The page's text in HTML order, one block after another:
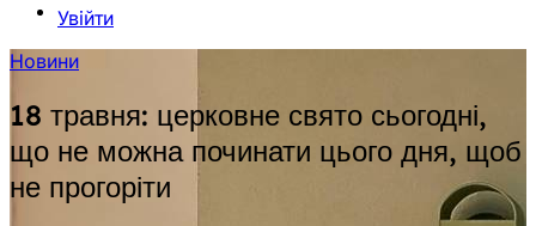
Увійти
Новини
18 травня: церковне свято сьогодні,
що не можна починати цього дня, щоб
не прогоріти